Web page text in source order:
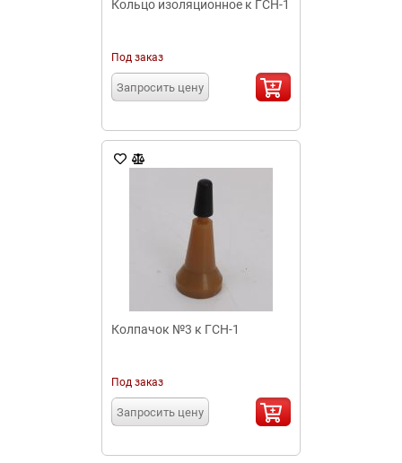
Кольцо изоляционное к ГСН-1
Под заказ
Запросить цену
Колпачок №3 к ГСН-1
Под заказ
Запросить цену